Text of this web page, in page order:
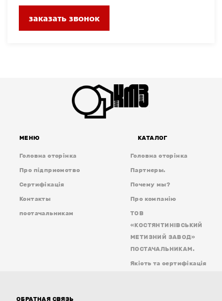
заказать звонок
МЕНЮ
Головна сторінка
Про підприємство
Сертифікація
Контакты
постачальникам
КАТАЛОГ
Головна сторінка
Партнеры.
Почему мы?
Про компанію
ТОВ
«КОСТЯНТИНІВСЬКИЙ
МЕТИЗНИЙ ЗАВОД»
ПОСТАЧАЛЬНИКАМ.
Якість та сертифікація
ОБРАТНАЯ СВЯЗЬ